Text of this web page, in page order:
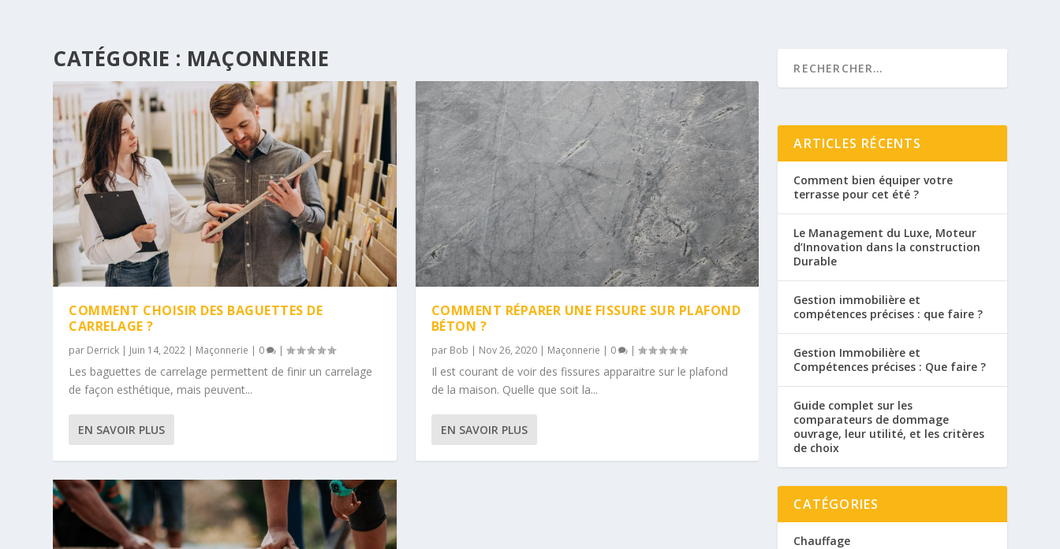
CATÉGORIE : MAÇONNERIE
COMMENT CHOISIR DES BAGUETTES DE
CARRELAGE ?
par Derrick | Juin 14, 2022 | Maçonnerie | 0 |
Les baguettes de carrelage permettent de finir un carrelage
de façon esthétique, mais peuvent...
EN SAVOIR PLUS
COMMENT RÉPARER UNE FISSURE SUR PLAFOND
BÉTON ?
par Bob | Nov 26, 2020| Maçonnerie | 0 |
Il est courant de voir des fissures apparaitre sur le plafond
de la maison. Quelle que soit la...
EN SAVOIR PLUS
ARTICLES RÉCENTS
Comment bien équiper votre
terrasse pour cet été ?
Le Management du Luxe, Moteur
d’Innovation dans la construction
Durable
Gestion immobilière et
compétences précises : que faire ?
Gestion Immobilière et
Compétences précises : Que faire ?
Guide complet sur les
comparateurs de dommage
ouvrage, leur utilité, et les critères
de choix
CATÉGORIES
Chauffage